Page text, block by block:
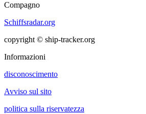
Compagno
Schiffsradar.org
copyright © ship-tracker.org
Informazioni
disconoscimento
Avviso sul sito
politica sulla riservatezza